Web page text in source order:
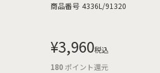
商品番号 4336L/91320
¥3,960税込
180ポイント還元